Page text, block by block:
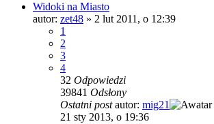
Widoki na Miasto
autor: zet48 » 2 lut 2011, o 12:39
1
2
3
4
32 Odpowiedzi
39841 Odsłony
Ostatni postautor: mig21
21 sty 2013, o 19:36